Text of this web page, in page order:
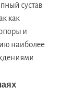
сустав
как
и
наиболее